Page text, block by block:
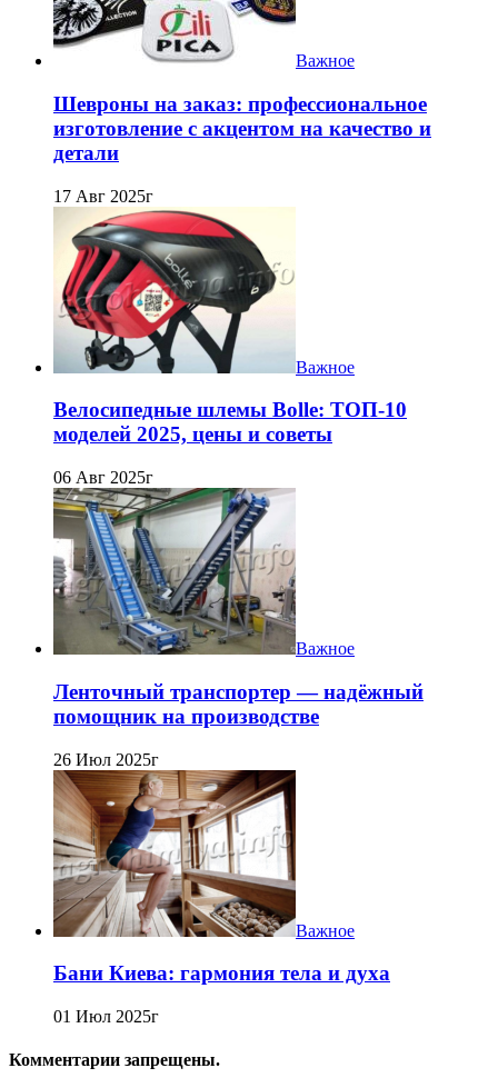
Важное
Шевроны на заказ: профессиональное
изготовление с акцентом на качество и
детали
17 Авг 2025г
Важное
Велосипедные шлемы Bolle: ТОП-10
моделей 2025, цены и советы
06 Авг 2025г
Важное
Ленточный транспортер — надёжный
помощник на производстве
26 Июл 2025г
Важное
Бани Киева: гармония тела и духа
01 Июл 2025г
Комментарии запрещены.